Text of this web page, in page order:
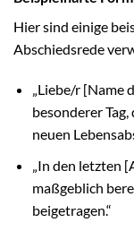
Hier sind einige
Abschiedsrede
„Liebe/r [Name
besonderer
neuen
„In den letzten
maßgeblich
beigetragen.“